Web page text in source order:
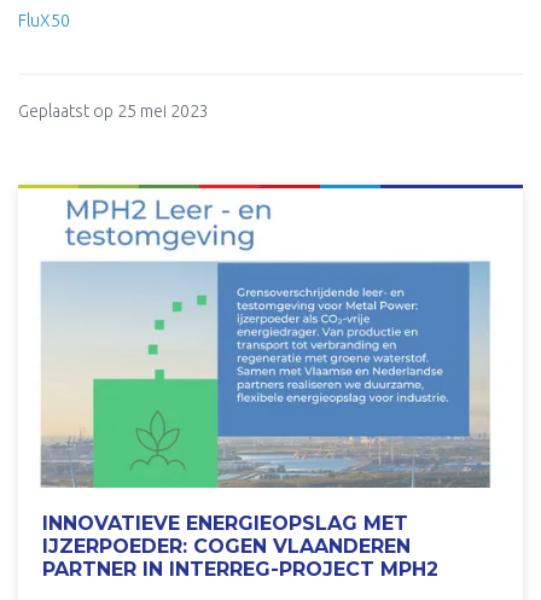
FluX50
Geplaatst op 25 mei 2023
INNOVATIEVE ENERGIEOPSLAG MET
IJZERPOEDER: COGEN VLAANDEREN
PARTNER IN INTERREG-PROJECT MPH2